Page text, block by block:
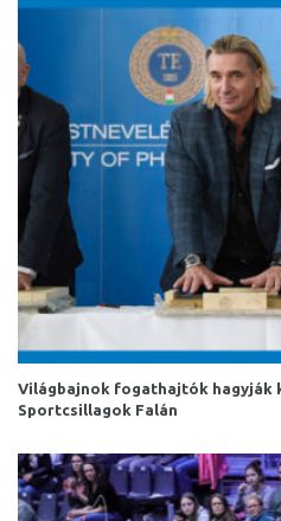
Világbajnok fogathajtók hagyják
Sportcsillagok Falán